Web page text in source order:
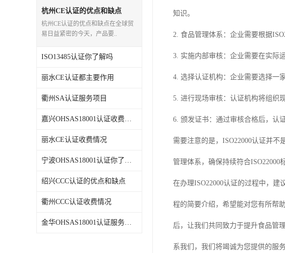
杭州CE认证的优点和缺点
杭州CE认证的优点和缺点在全球贸
易日益紧密的今天，产品要..
ISO13485认证你了解吗
丽水CE认证都主要作用
衢州SA认证服务项目
嘉兴OHSAS18001认证收费情况
丽水CE认证收费情况
宁波OHSAS18001认证你了解吗
绍兴CCC认证的优点和缺点
衢州CCC认证收费情况
金华OHSAS18001认证服务项目
知识。
2. 食品管理体系：企业需要根据
3. 实施内部审核：企业需要在实际
4. 选择认证机构：企业需要选择一
5. 进行现场审核：认证机构将组织
6. 颁发证书：通过审核合格后，认
需要注意的是，ISO22000认证并
管理体系，确保持续符合ISO22000
在办理ISO22000认证的过程中，建
程的简要介绍，希望能对您有所帮助
后，让我们共同致力于提升食品管
系我们，我们将竭诚为您提供的服